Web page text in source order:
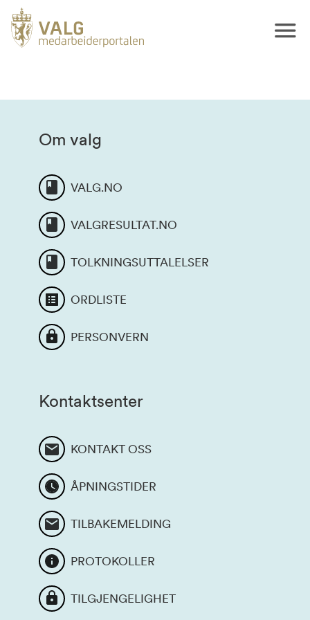
Om valg
VALG.NO
VALGRESULTAT.NO
TOLKNINGSUTTALELSER
ORDLISTE
PERSONVERN
Kontaktsenter
KONTAKT OSS
ÅPNINGSTIDER
TILBAKEMELDING
PROTOKOLLER
TILGJENGELIGHET